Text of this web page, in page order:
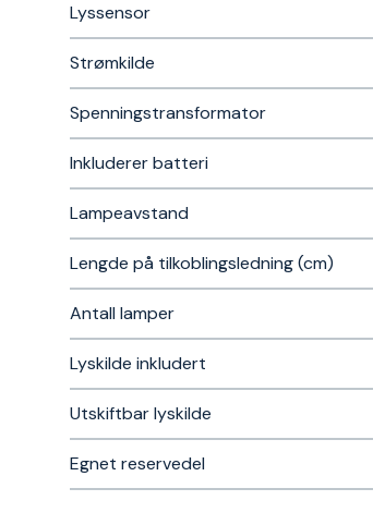
Lyssensor
Strømkilde
Spenningstransformator
Inkluderer batteri
Lampeavstand
Lengde på tilkoblingsledning (cm)
Antall lamper
Lyskilde inkludert
Utskiftbar lyskilde
Egnet reservedel